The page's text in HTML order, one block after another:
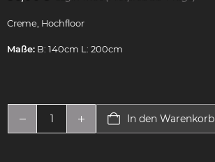
Creme, Hochfloor
Maße: B: 140cm L: 200cm
In den Warenkorb